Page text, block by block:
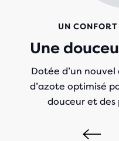
UN
Une
Dotée d’un
d’azote optimisé
douceur et des